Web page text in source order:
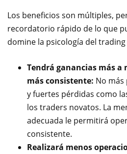
Los beneficios son múltiples,
recordatorio rápido de lo que
domine la psicología del
Tendrá ganancias más a
más consistente: No más
y fuertes pérdidas como
los traders novatos. La
adecuada le permitirá
consistente.
Realizará menos